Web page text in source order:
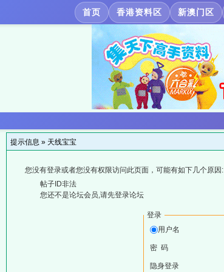
首页 香港资料区 新澳门区
提示信息 » 天线宝宝
您没有登录或者您没有权限访问此页面，可能有如下几个原因:
帖子ID非法
您还不是论坛会员,请先登录论坛
登录
用户名
密 码
隐身登录